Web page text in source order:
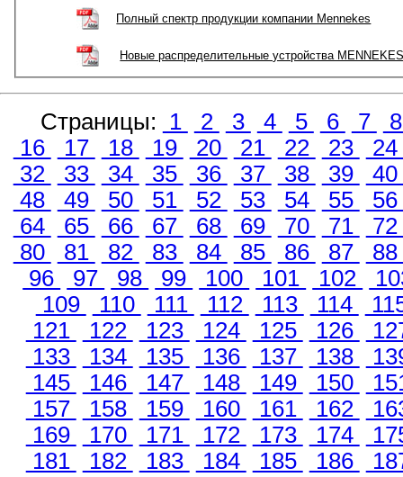
Полный спектр продукции компании Mennekes
Новые распределительные устройства
Страницы: 1 2 3 4 5 6 7
16
17 18 19 20 21 22 23
24
32
33 34 35 36 37 38 39
40
48
49 50 51 52 53 54 55
56
64
65 66 67 68 69 70 71
72
80
81 82 83 84 85 86 87
88
96
97 98 99 100 101 102
109
110 111 112 113 114
121
122 123 124 125 126
133
134 135 136 137 138
145
146 147 148 149 150
157
158 159 160 161 162
169
170 171 172 173 174
181
182 183 184 185 186